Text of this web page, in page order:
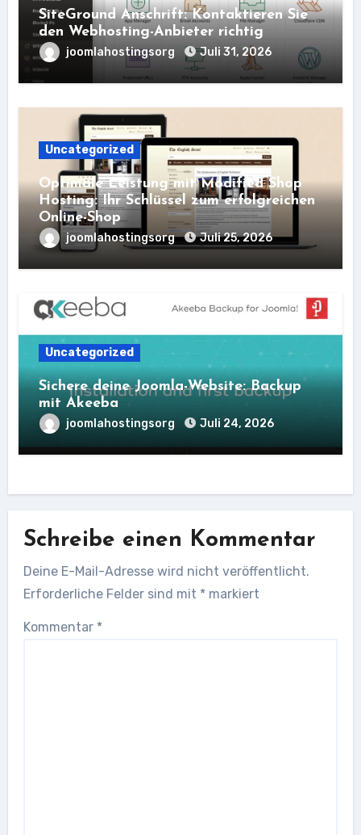
SiteGround Anschrift: Kontaktieren Sie
den Webhosting-Anbieter richtig
joomlahostingsorg Juli 31, 2026
Uncategorized
Optimale Leistung mit Modified Shop
Hosting: Ihr Schlüssel zum erfolgreichen
Online-Shop
joomlahostingsorg Juli 25, 2026
Uncategorized
Sichere deine Joomla-Website: Backup
mit Akeeba
joomlahostingsorg Juli 24, 2026
Schreibe einen Kommentar
Deine E-Mail-Adresse wird nicht veröffentlicht.
Erforderliche Felder sind mit * markiert
Kommentar *